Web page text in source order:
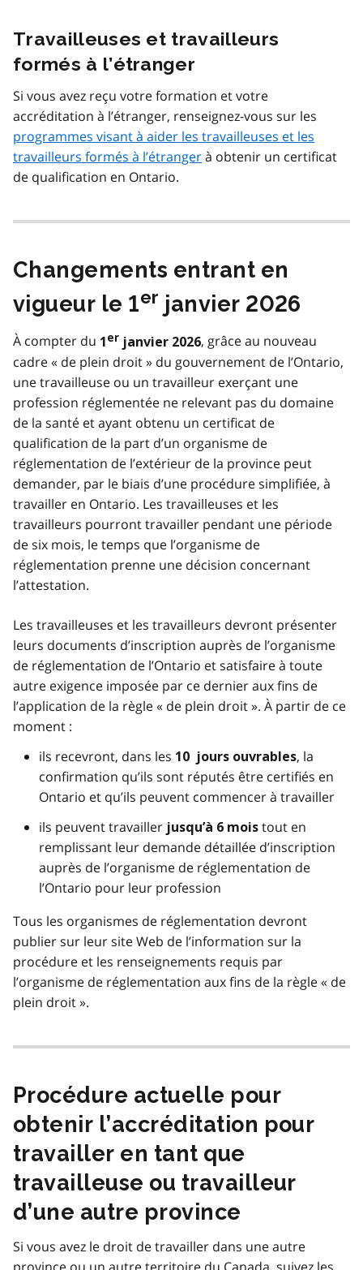
Travailleuses et travailleurs
formés à l’étranger
Si vous avez reçu votre formation et votre
accréditation à l’étranger, renseignez-vous sur les
programmes visant à aider les travailleuses et les
travailleurs formés à l’étrangerà obtenir un certificat
de qualification en Ontario.
Changements entrant en
vigueur le 1er janvier 2026
À compter du 1 er janvier 2026, grâce au nouveau
cadre « de plein droit » du gouvernement de l’Ontario,
une travailleuse ou un travailleur exerçant une
profession réglementée ne relevant pas du domaine
de la santé et ayant obtenu un certificat de
qualification de la part d’un organisme de
réglementation de l’extérieur de la province peut
demander, par le biais d’une procédure simplifiée, à
travailler en Ontario. Les travailleuses et les
travailleurs pourront travailler pendant une période
de six mois, le temps que l’organisme de
réglementation prenne une décision concernant
l’attestation.
Les travailleuses et les travailleurs devront présenter
leurs documents d’inscription auprès de l’organisme
de réglementation de l’Ontario et satisfaire à toute
autre exigence imposée par ce dernier aux fins de
l’application de la règle « de plein droit ». À partir de ce
moment :
ils recevront, dans les 10 jours ouvrables, la
confirmation qu’ils sont réputés être certifiés en
Ontario et qu’ils peuvent commencer à travailler
ils peuvent travailler jusqu’à 6 mois tout en
remplissant leur demande détaillée d’inscription
auprès de l’organisme de réglementation de
l’Ontario pour leur profession
Tous les organismes de réglementation devront
publier sur leur site Web de l’information sur la
procédure et les renseignements requis par
l’organisme de réglementation aux fins de la règle « de
plein droit ».
Procédure actuelle pour
obtenir l’accréditation pour
travailler en tant que
travailleuse ou travailleur
d’une autre province
Si vous avez le droit de travailler dans une autre
province ou un autre territoire du Canada, suivez les